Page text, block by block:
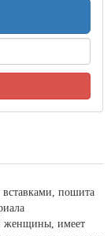
вставками, пошита
женщины, имеет